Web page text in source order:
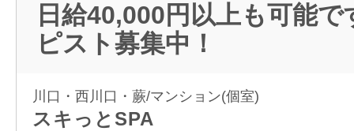
日給40,000円以上も可能で
ピスト募集中！
川口・西川口・蕨/マンション(個室)
スキっとSPA